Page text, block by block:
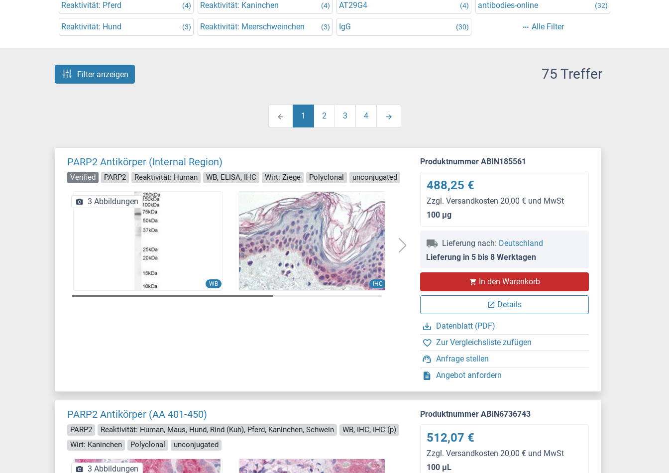
Reaktivität: Pferd (4) Reaktivität: Kaninchen (4) AT29G4 (4) antibodies-online (32)
Reaktivität: Hund (3) Reaktivität: Meerschweinchen (3) IgG (30) Alle Filter
Filter anzeigen 75 Treffer
1 2 3 4
PARP2 Antikörper (Internal Region)
Verified PARP2 Reaktivität: Human WB, ELISA, IHC Wirt: Ziege Polyclonal unconjugated
WB IHC
IHC
3 Abbildungen
Produktnummer ABIN185561
488,25 €
Zzgl. Versandkosten 20,00 € und MwSt
100 μg
Lieferung nach: Deutschland
Lieferung in 5 bis 8 Werktagen
In den Warenkorb
Details
Datenblatt (PDF)
Zur Vergleichsliste zufügen
Anfrage stellen
Angebot anfordern
PARP2 Antikörper (AA 401-450)
PARP2 Reaktivität: Human, Maus, Hund, Rind (Kuh), Pferd, Kaninchen, Schwein
WB, IHC, IHC (p)
Wirt: Kaninchen
Polyclonal unconjugated
3 Abbildungen
Produktnummer ABIN6736743
512,07 €
Zzgl. Versandkosten 20,00 € und MwSt
100 μL